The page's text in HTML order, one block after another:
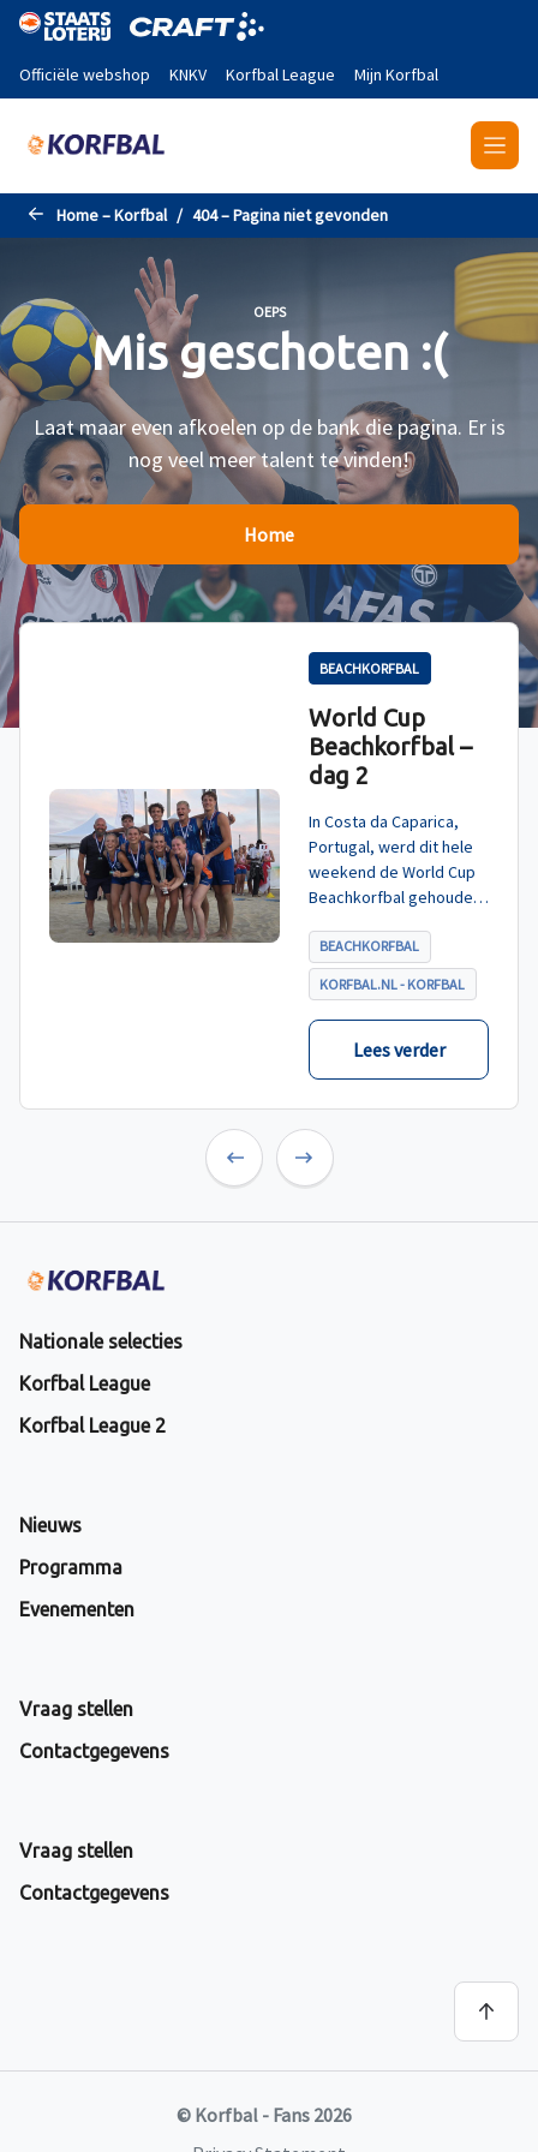
Naar de hoofdinhoud gaan
Officiële webshop KNKV Korfbal League Mijn Korfbal
Home – Korfbal 404 – Pagina niet gevonden
OEPS
Mis geschoten :(
Laat maar even afkoelen op de bank die pagina. Er is
nog veel meer talent te vinden!
Home
BEACHKORFBAL
World Cup
Beachkorfbal –
dag 2
In Costa da Caparica,
Portugal, werd dit hele
weekend de World Cup
Beachkorfbal gehouden.
tegen België, die
eindigde in shoot-outs,
was het Nederland dat
er met het goud vandoor
BEACHKORFBAL
KORFBAL.NL - KORFBAL
Lees verder
Nationale selecties
Korfbal League
Korfbal League 2
Nieuws
Programma
Evenementen
Vraag stellen
Contactgegevens
Vraag stellen
Contactgegevens
© Korfbal - Fans 2026